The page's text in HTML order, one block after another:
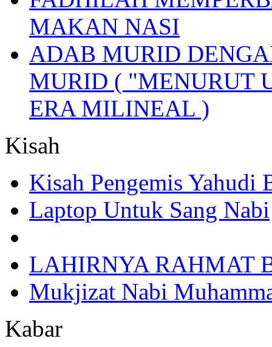
MAKAN NASI
ADAB MURID
MURID ( "MENURUT
ERA MILINEAL )
Kisah
Kisah Pengemis Yahudi
Laptop Untuk Sang Nabi
LAHIRNYA RAHMAT
Mukjizat Nabi
Kabar